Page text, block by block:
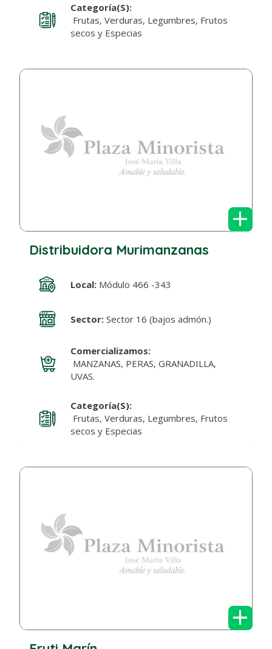
Categoría(s):
Frutas, Verduras, Legumbres, Frutos
secos y Especias
+
Distribuidora Murimanzanas
Local:Módulo 466 -343
Sector:Sector 16 (bajos admón.)
Comercializamos:
MANZANAS, PERAS, GRANADILLA,
UVAS.
Categoría(s):
Frutas, Verduras, Legumbres, Frutos
secos y Especias
+